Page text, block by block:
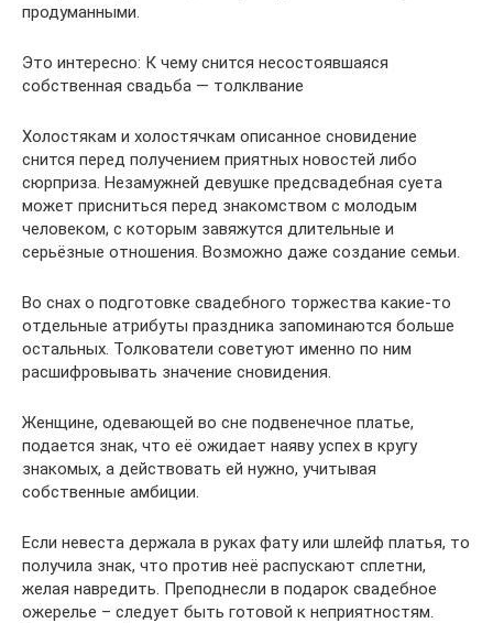
продуманными.
Это интересно: К чему снится несостоявшаяся
собственная свадьба — толклвание
Холостякам и холостячкам описанное сновидение
снится перед получением приятных новостей либо
сюрприза. Незамужней девушке предсвадебная суета
может присниться перед знакомством с молодым
человеком, с которым завяжутся длительные и
серьёзные отношения. Возможно даже создание семьи.
Во снах о подготовке свадебного торжества какие-то
отдельные атрибуты праздника запоминаются больше
остальных. Толкователи советуют именно по ним
расшифровывать значение сновидения.
Женщине, одевающей во сне подвенечное платье,
подается знак, что её ожидает наяву успех в кругу
знакомых, а действовать ей нужно, учитывая
собственные амбиции.
Если невеста держала в руках фату или шлейф платья, то
получила знак, что против неё распускают сплетни,
желая навредить. Преподнесли в подарок свадебное
ожерелье – следует быть готовой к неприятностям.